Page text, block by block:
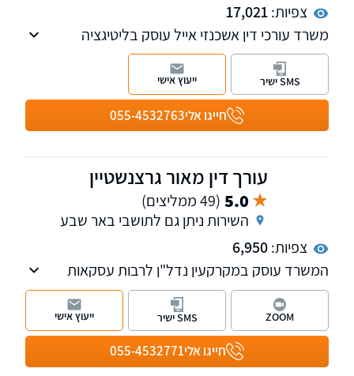
צפיות:17,021
משרד עורכי דין אשכנזי אייל עוסק בליטיגציה
האזרחית מסחרית ובכל תחומי המשפט העסקי,
חדלות פירעון ופשיטת רגל עד קבלת צו הפטר.
חייגו אלי055-4532763
SMS ישיר ייעוץ אישי
עורך דין מאור גרצנשטיין
5.0 (49 ממליצים)
השירות ניתן גם לתושבי באר שבע
צפיות:6,950
המשרד עוסק במקרקעין נדל"ן לרבות עסקאות
מכר דירה, ליקויי בניה, סכסוכי שכנים וכו'. בנוסף
המשרד עוסק בדיני ירושות וצוואות. עו"ד מאור
גרצנשטיין בוגר תוכנית המצטיינים משפטים וכלכלה
באוניברסיטה העברית בירושלים. המשרד מקבל
לקוחות באשקלון, אשדוד באר שבע ותל אביב.
חייגו אלי055-4532771
ZOOM SMS ישיר ייעוץ אישי